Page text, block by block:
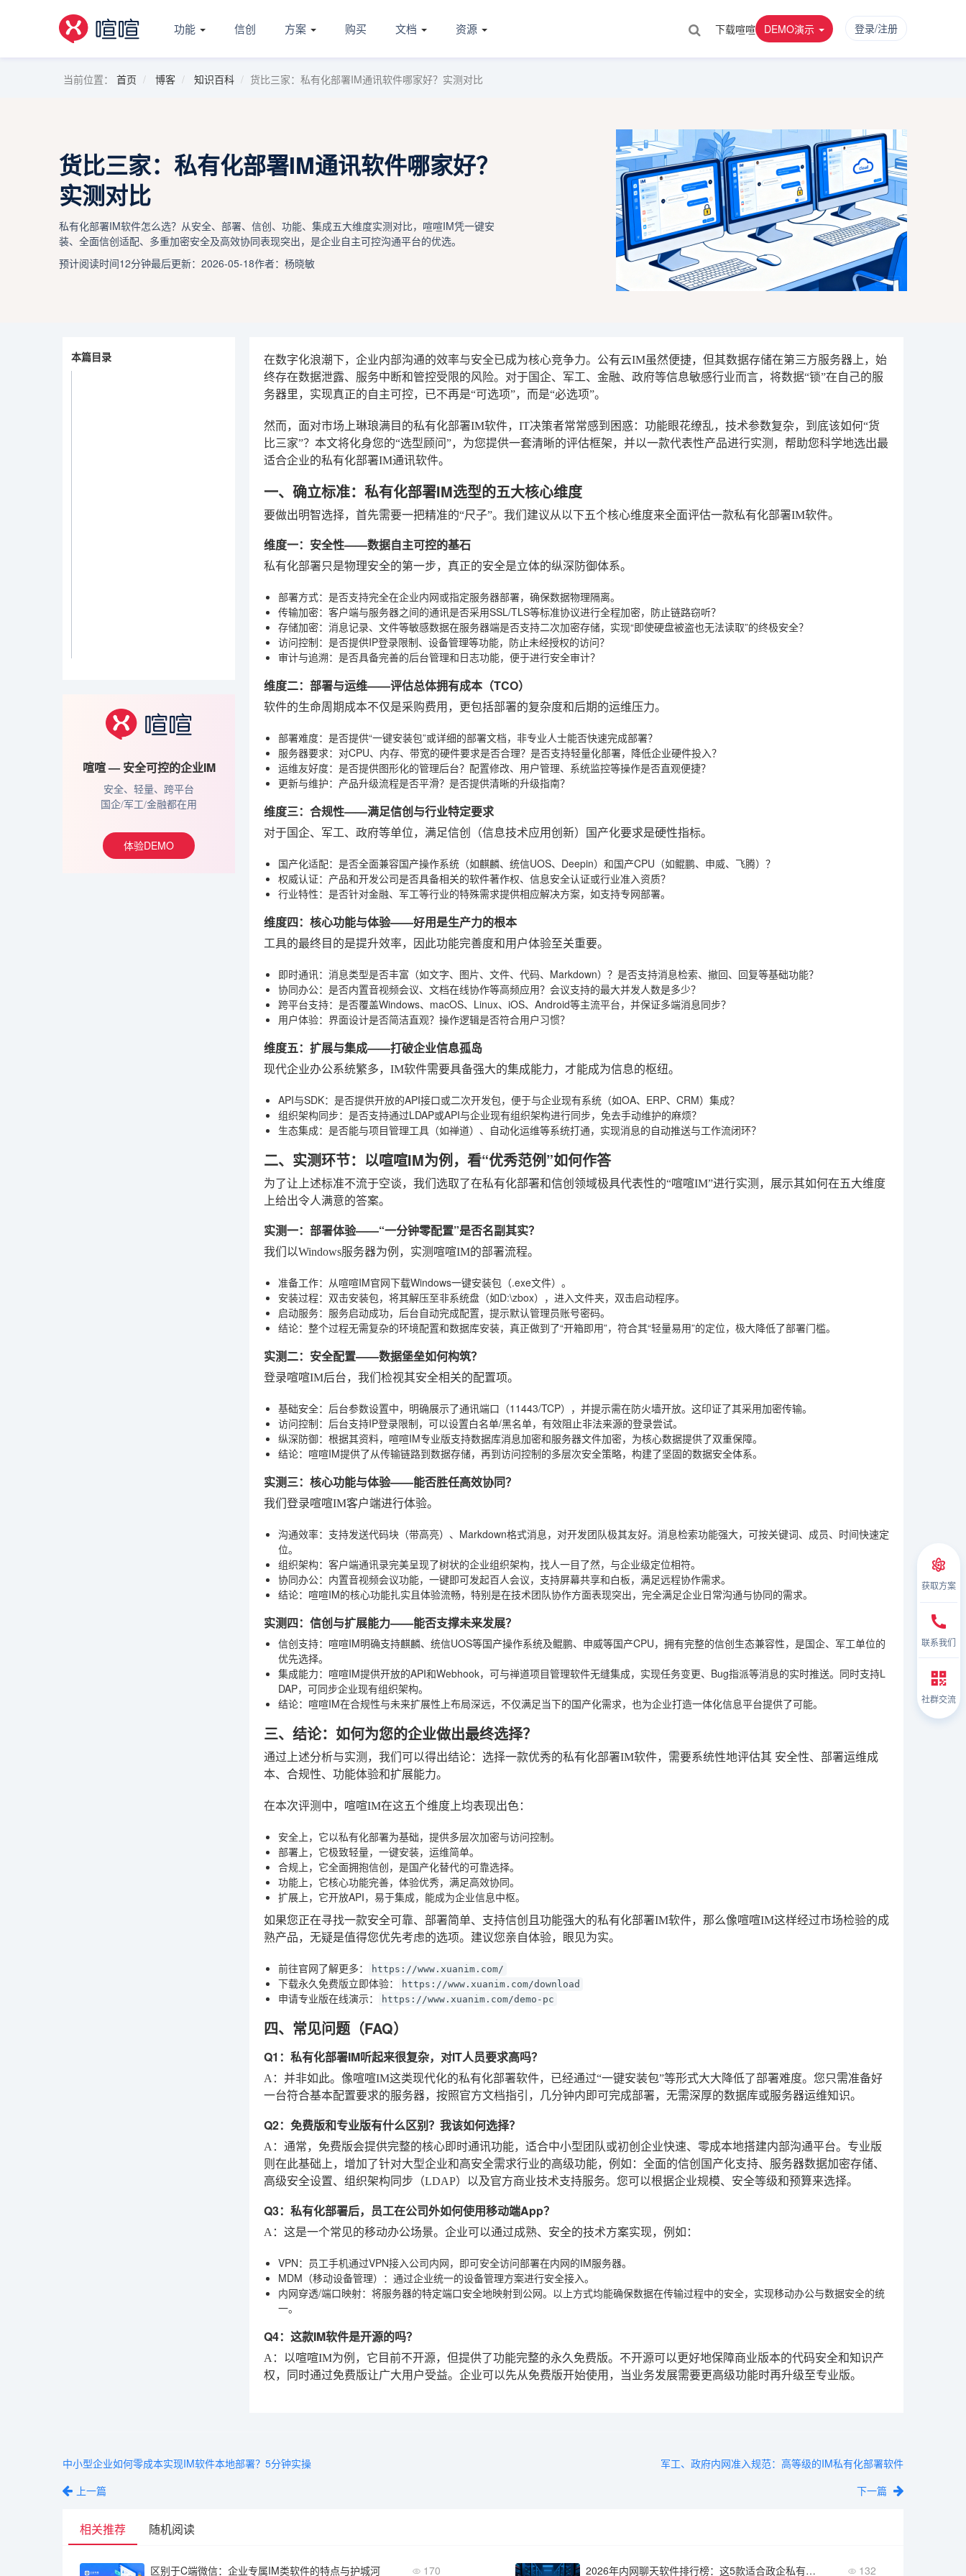
功能 信创 方案 购买 文档 资源 下载喧喧 DEMO演示 登录/注册
当前位置： 首页 博客 知识百科 货比三家：私有化部署IM通讯软件哪家好？实测对比
货比三家：私有化部署IM通讯软件哪家好？
实测对比
私有化部署IM软件怎么选？从安全、部署、信创、功能、集成五大维度实测对比，喧喧IM凭一键安
装、全面信创适配、多重加密安全及高效协同表现突出，是企业自主可控沟通平台的优选。
预计阅读时间12分钟最后更新：2026-05-18作者：杨晓敏
本篇目录
喧喧 — 安全可控的企业IM
安全、轻量、跨平台
国企/军工/金融都在用
体验DEMO
在数字化浪潮下，企业内部沟通的效率与安全已成为核心竞争力。公有云IM虽然便捷，但其数据存储在第三方服务器上，始
终存在数据泄露、服务中断和管控受限的风险。对于国企、军工、金融、政府等信息敏感行业而言，将数据“锁”在自己的服
务器里，实现真正的自主可控，已不再是“可选项”，而是“必选项”。
然而，面对市场上琳琅满目的私有化部署IM软件，IT决策者常常感到困惑：功能眼花缭乱，技术参数复杂，到底该如何“货
比三家”？本文将化身您的“选型顾问”，为您提供一套清晰的评估框架，并以一款代表性产品进行实测，帮助您科学地选出最
适合企业的私有化部署IM通讯软件。
一、确立标准：私有化部署IM选型的五大核心维度
要做出明智选择，首先需要一把精准的“尺子”。我们建议从以下五个核心维度来全面评估一款私有化部署IM软件。
维度一：安全性——数据自主可控的基石
私有化部署只是物理安全的第一步，真正的安全是立体的纵深防御体系。
部署方式：是否支持完全在企业内网或指定服务器部署，确保数据物理隔离。
传输加密：客户端与服务器之间的通讯是否采用SSL/TLS等标准协议进行全程加密，防止链路窃听？
存储加密：消息记录、文件等敏感数据在服务器端是否支持二次加密存储，实现“即使硬盘被盗也无法读取”的终极安全？
访问控制：是否提供IP登录限制、设备管理等功能，防止未经授权的访问？
审计与追溯：是否具备完善的后台管理和日志功能，便于进行安全审计？
维度二：部署与运维——评估总体拥有成本（TCO）
软件的生命周期成本不仅是采购费用，更包括部署的复杂度和后期的运维压力。
部署难度：是否提供“一键安装包”或详细的部署文档，非专业人士能否快速完成部署？
服务器要求：对CPU、内存、带宽的硬件要求是否合理？是否支持轻量化部署，降低企业硬件投入？
运维友好度：是否提供图形化的管理后台？配置修改、用户管理、系统监控等操作是否直观便捷？
更新与维护：产品升级流程是否平滑？是否提供清晰的升级指南？
维度三：合规性——满足信创与行业特定要求
对于国企、军工、政府等单位，满足信创（信息技术应用创新）国产化要求是硬性指标。
国产化适配：是否全面兼容国产操作系统（如麒麟、统信UOS、Deepin）和国产CPU（如鲲鹏、申威、飞腾）？
权威认证：产品和开发公司是否具备相关的软件著作权、信息安全认证或行业准入资质？
行业特性：是否针对金融、军工等行业的特殊需求提供相应解决方案，如支持专网部署。
维度四：核心功能与体验——好用是生产力的根本
工具的最终目的是提升效率，因此功能完善度和用户体验至关重要。
即时通讯：消息类型是否丰富（如文字、图片、文件、代码、Markdown）？是否支持消息检索、撤回、回复等基础功能？
协同办公：是否内置音视频会议、文档在线协作等高频应用？会议支持的最大并发人数是多少？
跨平台支持：是否覆盖Windows、macOS、Linux、iOS、Android等主流平台，并保证多端消息同步？
用户体验：界面设计是否简洁直观？操作逻辑是否符合用户习惯？
维度五：扩展与集成——打破企业信息孤岛
现代企业办公系统繁多，IM软件需要具备强大的集成能力，才能成为信息的枢纽。
API与SDK：是否提供开放的API接口或二次开发包，便于与企业现有系统（如OA、ERP、CRM）集成？
组织架构同步：是否支持通过LDAP或API与企业现有组织架构进行同步，免去手动维护的麻烦？
生态集成：是否能与项目管理工具（如禅道）、自动化运维等系统打通，实现消息的自动推送与工作流闭环？
二、实测环节：以喧喧IM为例，看“优秀范例”如何作答
为了让上述标准不流于空谈，我们选取了在私有化部署和信创领域极具代表性的“喧喧IM”进行实测，展示其如何在五大维度
上给出令人满意的答案。
实测一：部署体验——“一分钟零配置”是否名副其实？
我们以Windows服务器为例，实测喧喧IM的部署流程。
准备工作：从喧喧IM官网下载Windows一键安装包（.exe文件）。
安装过程：双击安装包，将其解压至非系统盘（如D:\zbox），进入文件夹，双击启动程序。
启动服务：服务启动成功，后台自动完成配置，提示默认管理员账号密码。
结论：整个过程无需复杂的环境配置和数据库安装，真正做到了“开箱即用”，符合其“轻量易用”的定位，极大降低了部署门槛。
实测二：安全配置——数据堡垒如何构筑？
登录喧喧IM后台，我们检视其安全相关的配置项。
基础安全：后台参数设置中，明确展示了通讯端口（11443/TCP），并提示需在防火墙开放。这印证了其采用加密传输。
访问控制：后台支持IP登录限制，可以设置白名单/黑名单，有效阻止非法来源的登录尝试。
纵深防御：根据其资料，喧喧IM专业版支持数据库消息加密和服务器文件加密，为核心数据提供了双重保障。
结论：喧喧IM提供了从传输链路到数据存储，再到访问控制的多层次安全策略，构建了坚固的数据安全体系。
实测三：核心功能与体验——能否胜任高效协同？
我们登录喧喧IM客户端进行体验。
沟通效率：支持发送代码块（带高亮）、Markdown格式消息，对开发团队极其友好。消息检索功能强大，可按关键词、成员、时间快速定
位。
组织架构：客户端通讯录完美呈现了树状的企业组织架构，找人一目了然，与企业级定位相符。
协同办公：内置音视频会议功能，一键即可发起百人会议，支持屏幕共享和白板，满足远程协作需求。
结论：喧喧IM的核心功能扎实且体验流畅，特别是在技术团队协作方面表现突出，完全满足企业日常沟通与协同的需求。
实测四：信创与扩展能力——能否支撑未来发展？
信创支持：喧喧IM明确支持麒麟、统信UOS等国产操作系统及鲲鹏、申威等国产CPU，拥有完整的信创生态兼容性，是国企、军工单位的
优先选择。
集成能力：喧喧IM提供开放的API和Webhook，可与禅道项目管理软件无缝集成，实现任务变更、Bug指派等消息的实时推送。同时支持L
DAP，可同步企业现有组织架构。
结论：喧喧IM在合规性与未来扩展性上布局深远，不仅满足当下的国产化需求，也为企业打造一体化信息平台提供了可能。
三、结论：如何为您的企业做出最终选择？
通过上述分析与实测，我们可以得出结论：选择一款优秀的私有化部署IM软件，需要系统性地评估其 安全性、部署运维成
本、合规性、功能体验和扩展能力。
在本次评测中，喧喧IM在这五个维度上均表现出色：
安全上，它以私有化部署为基础，提供多层次加密与访问控制。
部署上，它极致轻量，一键安装，运维简单。
合规上，它全面拥抱信创，是国产化替代的可靠选择。
功能上，它核心功能完善，体验优秀，满足高效协同。
扩展上，它开放API，易于集成，能成为企业信息中枢。
如果您正在寻找一款安全可靠、部署简单、支持信创且功能强大的私有化部署IM软件，那么像喧喧IM这样经过市场检验的成
熟产品，无疑是值得您优先考虑的选项。建议您亲自体验，眼见为实。
前往官网了解更多： https://www.xuanim.com/
下载永久免费版立即体验： https://www.xuanim.com/download
申请专业版在线演示： https://www.xuanim.com/demo-pc
四、常见问题（FAQ）
Q1：私有化部署IM听起来很复杂，对IT人员要求高吗？
A：并非如此。像喧喧IM这类现代化的私有化部署软件，已经通过“一键安装包”等形式大大降低了部署难度。您只需准备好
一台符合基本配置要求的服务器，按照官方文档指引，几分钟内即可完成部署，无需深厚的数据库或服务器运维知识。
Q2：免费版和专业版有什么区别？我该如何选择？
A：通常，免费版会提供完整的核心即时通讯功能，适合中小型团队或初创企业快速、零成本地搭建内部沟通平台。专业版
则在此基础上，增加了针对大型企业和高安全需求行业的高级功能，例如：全面的信创国产化支持、服务器数据加密存储、
高级安全设置、组织架构同步（LDAP）以及官方商业技术支持服务。您可以根据企业规模、安全等级和预算来选择。
Q3：私有化部署后，员工在公司外如何使用移动端App？
A：这是一个常见的移动办公场景。企业可以通过成熟、安全的技术方案实现，例如：
VPN：员工手机通过VPN接入公司内网，即可安全访问部署在内网的IM服务器。
MDM（移动设备管理） ：通过企业统一的设备管理方案进行安全接入。
内网穿透/端口映射：将服务器的特定端口安全地映射到公网。以上方式均能确保数据在传输过程中的安全，实现移动办公与数据安全的统
一。
Q4：这款IM软件是开源的吗？
A：以喧喧IM为例，它目前不开源，但提供了功能完整的永久免费版。不开源可以更好地保障商业版本的代码安全和知识产
权，同时通过免费版让广大用户受益。企业可以先从免费版开始使用，当业务发展需要更高级功能时再升级至专业版。
中小型企业如何零成本实现IM软件本地部署？5分钟实操
上一篇
军工、政府内网准入规范：高等级的IM私有化部署软件
下一篇
相关推荐 随机阅读
区别于C端微信：企业专属IM类软件的特点与护城河 170 2026年内网聊天软件排行榜：这5款适合政企私有化部署 132
获取方案
联系我们
社群交流